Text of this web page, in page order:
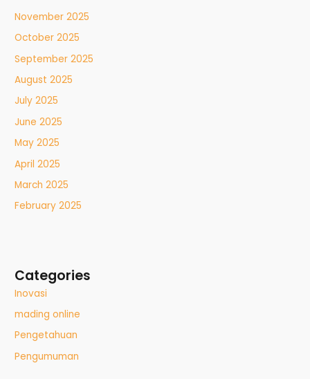
November 2025
October 2025
September 2025
August 2025
July 2025
June 2025
May 2025
April 2025
March 2025
February 2025
Categories
Inovasi
mading online
Pengetahuan
Pengumuman